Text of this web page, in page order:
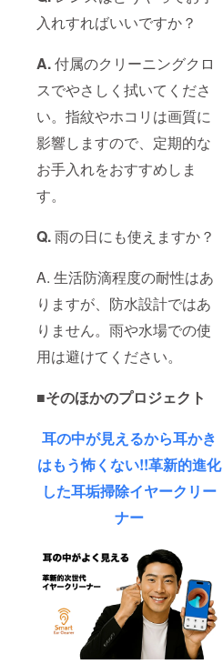
入れすればいいですか？
A.付属のクリーニングクロ
スでやさしく拭いてくださ
い。指紋やホコリは画質に
影響しますので、定期的な
お手入れをおすすめしま
す。
Q.雨の日にも使えますか？
A. 生活防滴程度の耐性はあ
りますが、防水設計ではあ
りません。雨や水場での使
用は避けてください。
■そのほかのプロジェクト
耳の中が見えるから耳かき
はもう怖くない!!革新的進化
した耳垢掃除イヤークリー
ナー